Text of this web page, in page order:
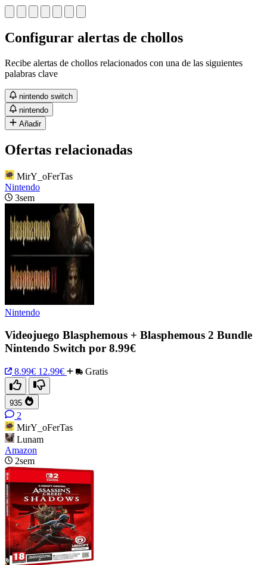
Configurar alertas de chollos
Recibe alertas de chollos relacionados con una de las siguientes
palabras clave
nintendo switch
nintendo
Añadir
Ofertas relacionadas
MirY_oFerTas
Nintendo
3sem
Nintendo
Videojuego Blasphemous + Blasphemous 2 Bundle
Nintendo Switch por 8.99€
8.99€ 12.99€ Gratis
935
2
MirY_oFerTas
Lunam
Amazon
2sem